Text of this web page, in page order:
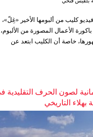
كليب من ألبومها الأخير «غِلّ»،
الأعمال المصورة من
خاصة أن الكليب ابتعد عن
لصون الحرف التقليدية
بهلاء التاريخي